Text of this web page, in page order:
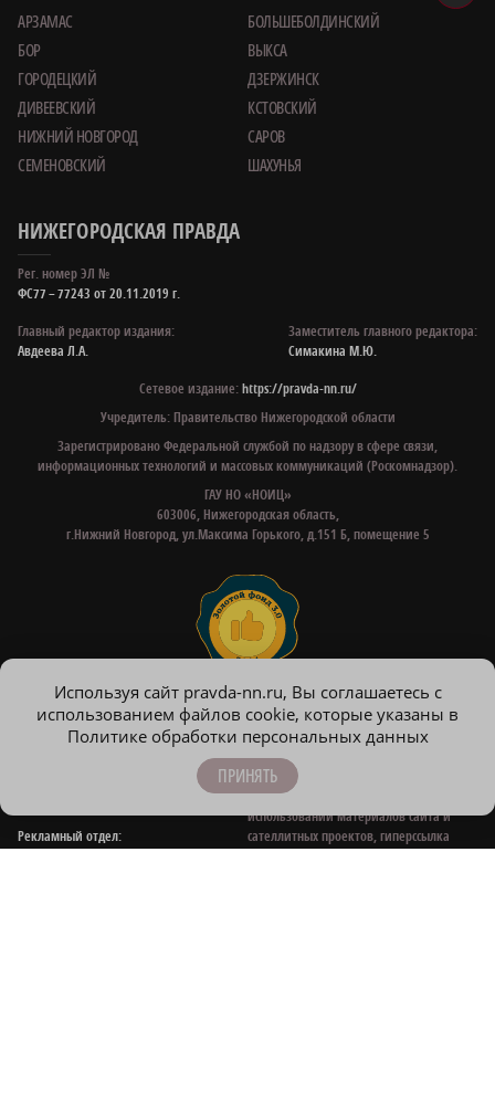
АРЗАМАС
БОЛЬШЕБОЛДИНСКИЙ
БОР
ВЫКСА
ГОРОДЕЦКИЙ
ДЗЕРЖИНСК
ДИВЕЕВСКИЙ
КСТОВСКИЙ
НИЖНИЙ НОВГОРОД
САРОВ
СЕМЕНОВСКИЙ
ШАХУНЬЯ
НИЖЕГОРОДСКАЯ ПРАВДА
Рег. номер ЭЛ №
ФС77 – 77243 от 20.11.2019 г.
Главный редактор издания:
Авдеева Л.А.
Заместитель главного редактора:
Симакина М.Ю.
Сетевое издание:https://pravda-nn.ru/
Учредитель: Правительство Нижегородской области
Зарегистрировано Федеральной службой по надзору в сфере связи,
информационных технологий и массовых коммуникаций (Роскомнадзор).
ГАУ НО «НОИЦ»
603006, Нижегородская область,
г.Нижний Новгород, ул.Максима Горького, д.151 Б, помещение 5
Контактные e‑mail
для связи:
Рекламный отдел:
Все права на материалы, находящиеся
на сайте www.pravda-nn.ru, охраняются
в соответствии с законодательством РФ,
в том числе, об авторском праве и
смежных правах. При любом
использовании материалов сайта и
сателлитных проектов, гиперссылка
Используя сайт pravda-nn.ru, Вы соглашаетесь с
использованием файлов cookie, которые указаны в
Политике обработки персональных данных
ПРИНЯТЬ